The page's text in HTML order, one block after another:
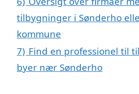
tilbygninger i Sønderho
kommune
7) Find en professionel til
byer nær Sønderho